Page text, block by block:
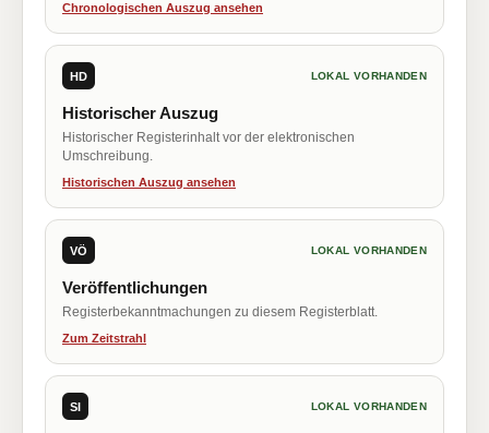
Chronologischen Auszug ansehen
HD LOKAL VORHANDEN
Historischer Auszug
Historischer Registerinhalt vor der elektronischen
Umschreibung.
Historischen Auszug ansehen
VÖ LOKAL VORHANDEN
Veröffentlichungen
Registerbekanntmachungen zu diesem Registerblatt.
Zum Zeitstrahl
SI LOKAL VORHANDEN